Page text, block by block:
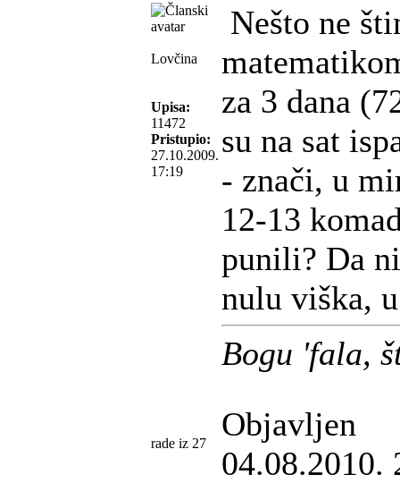
Lovčina
Upisa:
11472
Pristupio:
27.10.2009.
17:19
Nešto ne
za 3 dana
su na sat
- znači, u
12-13
punili? Da
nulu viška,
Bogu 'fala,
rade iz 27
Objavljen
04.08.2010.